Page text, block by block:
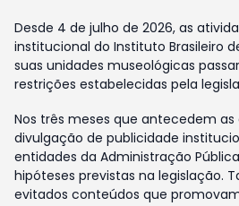
Desde 4 de julho de 2026, as
institucional do Instituto Brasileiro
suas unidades museológicas
restrições estabelecidas pela
Nos três meses que antecedem as
divulgação de publicidade
entidades da Administração
hipóteses previstas na legislação.
evitados conteúdos que